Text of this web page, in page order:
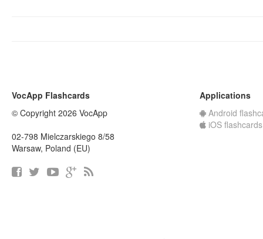
VocApp Flashcards
© Copyright 2026 VocApp
02-798 Mielczarskiego 8/58
Warsaw, Poland (EU)
Applications
Android
iOS flashcards